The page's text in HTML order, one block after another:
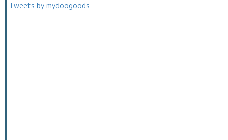
Tweets by mydoogoods